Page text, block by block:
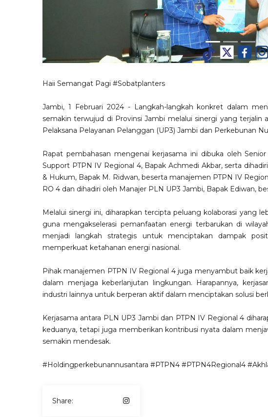
Haii Semangat Pagi #Sobatplanters
Jambi, 1 Februari 2024 - Langkah-langkah konkret dalam
semakin terwujud di Provinsi Jambi melalui sinergi yang terjalin
Pelaksana Pelayanan Pelanggan (UP3) Jambi dan Perkebunan
Rapat pembahasan mengenai kerjasama ini dibuka oleh
Support PTPN IV Regional 4, Bapak Achmedi Akbar, serta
& Hukum, Bapak M. Ridwan, beserta manajemen PTPN IV
RO 4 dan dihadiri oleh Manajer PLN UP3 Jambi, Bapak Ediwan,
Melalui sinergi ini, diharapkan tercipta peluang kolaborasi yang
guna mengakselerasi pemanfaatan energi terbarukan di
menjadi langkah strategis untuk menciptakan dampak
memperkuat ketahanan energi nasional.
Pihak manajemen PTPN IV Regional 4 juga menyambut baik
dalam menjaga keberlanjutan lingkungan. Harapannya,
industri lainnya untuk berperan aktif dalam menciptakan solusi
Kerjasama antara PLN UP3 Jambi dan PTPN IV Regional 4
keduanya, tetapi juga memberikan kontribusi nyata dalam
semakin mendesak.
#Holdingperkebunannusantara #PTPN4 #PTPN4Regional4
Share: